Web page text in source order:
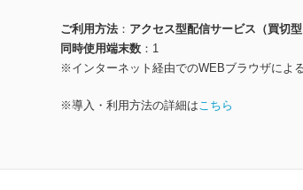
ご利用方法
アクセス型配信サービス（買切型
同時使用端末数
1
※インターネット経由でのWEBブラウザによ
※導入・利用方法の詳細はこちら